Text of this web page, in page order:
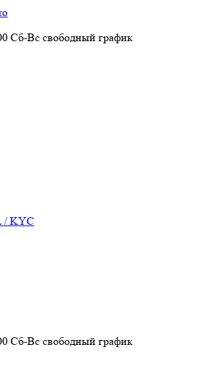
Сб-Вс свободный график
/ KYC
Сб-Вс свободный график